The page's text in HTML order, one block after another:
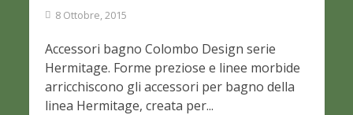
8 Ottobre, 2015
Accessori bagno Colombo Design serie
Hermitage. Forme preziose e linee morbide
arricchiscono gli accessori per bagno della
linea Hermitage, creata per...